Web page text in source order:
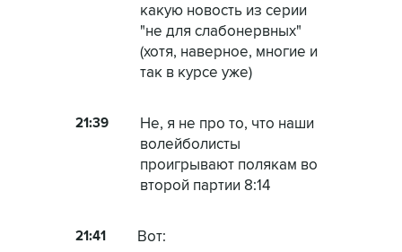
какую новость из серии
"не для слабонервных"
(хотя, наверное, многие и
так в курсе уже)
21:39
Не, я не про то, что наши
волейболисты
проигрывают полякам во
второй партии 8:14
21:41 Вот: